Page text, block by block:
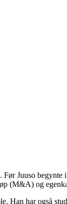
Før Juuso
(M&A) og
Han har også